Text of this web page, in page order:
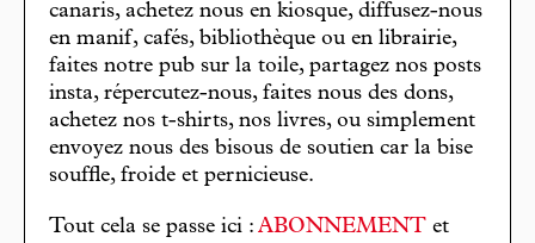
canaris, achetez nous en kiosque, diffusez-nous
en manif, cafés, bibliothèque ou en librairie,
faites notre pub sur la toile, partagez nos posts
insta, répercutez-nous, faites nous des dons,
achetez nos t-shirts, nos livres, ou simplement
envoyez nous des bisous de soutien car la bise
souffle, froide et pernicieuse.
Tout cela se passe ici : ABONNEMENT et